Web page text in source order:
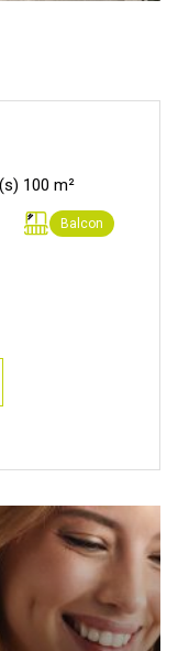
Maison 5 pièce(s) 4 chambre(s) 100 m²
Balcon